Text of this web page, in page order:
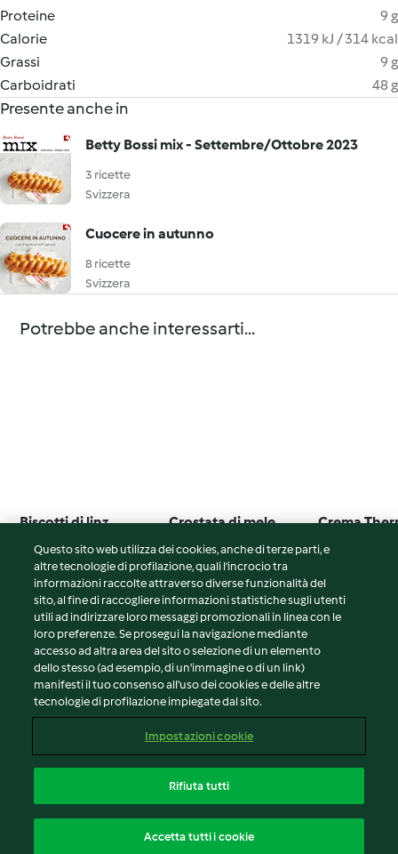
Proteine
9 g
Calorie
1319 kJ / 314 kcal
Grassi
9 g
Carboidrati
48 g
Presente anche in
Betty Bossi mix - Settembre/Ottobre 2023
3 ricette
Svizzera
Cuocere in autunno
8 ricette
Svizzera
Potrebbe anche interessarti...
Biscotti di linz
4.0 (3)
Crostata di mele
2.8 (5)
Crema
© Copyright 2026
Termini del servizio
Informativa sulla privacy
Note legali
Contenuto del rapporto
Questo sito web utilizza dei cookies, anche di terze parti, e
altre tecnologie di profilazione, quali l’incrocio tra
informazioni raccolte attraverso diverse funzionalità del
sito, al fine di raccogliere informazioni statistiche sugli utenti
utili ad indirizzare loro messaggi promozionali in linea con le
loro preferenze. Se prosegui la navigazione mediante
accesso ad altra area del sito o selezione di un elemento
dello stesso (ad esempio, di un'immagine o di un link)
manifesti il tuo consenso all'uso dei cookies e delle altre
tecnologie di profilazione impiegate dal sito.
Impostazioni cookie
Rifiuta tutti
Accetta tutti i cookie